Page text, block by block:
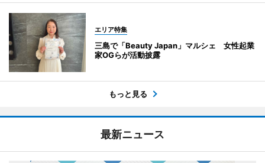
エリア特集
三島で「Beauty Japan」マルシェ 女性起業
家OGらが活動披露
もっと見る
最新ニュース